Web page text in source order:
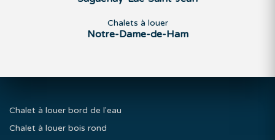
Chalets à louer
Notre-Dame-de-Ham
Chalet à louer bord de l'eau
Chalet à louer bois rond